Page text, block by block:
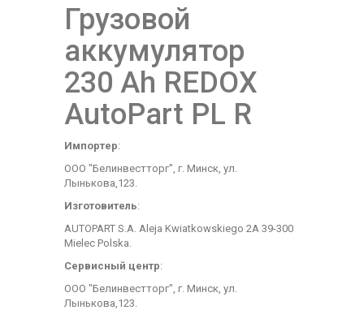
Грузовой
аккумулятор
230 Аh REDOX
AutoPart PL R
Импортер:
ООО "Белинвестторг", г. Минск, ул.
Лынькова,123.
Изготовитель:
AUTOPART S.A. Aleja Kwiatkowskiego 2A 39-300
Mielec Polska.
Сервисный центр:
ООО "Белинвестторг", г. Минск, ул.
Лынькова,123.